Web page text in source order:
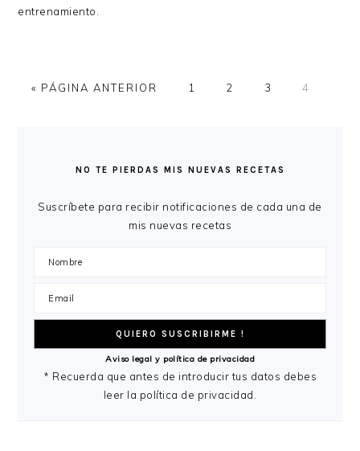
entrenamiento.
« IR
PÁGINA ANTERIOR PÁGINA
1 PÁGINA
2 PÁGINA
3 PÁGINA
4
PRINCIPALNO TE PIERDAS MIS NUEVAS RECETAS
Suscríbete para recibir notificaciones de cada una de
mis nuevas recetas
Aviso legal y política de privacidad
* Recuerda que antes de introducir tus datos debes
leer la política de privacidad.